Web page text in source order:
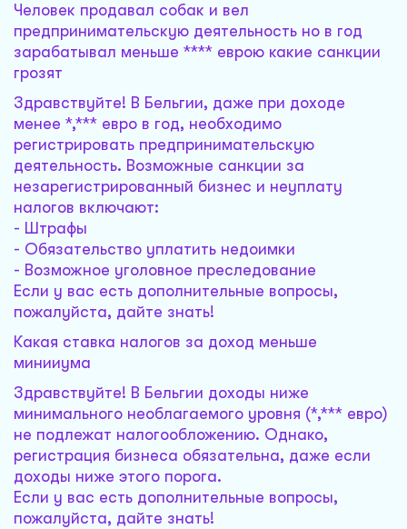
Человек продавал собак и вел
предпринимательскую деятельность но в год
зарабатывал меньше **** еврою какие санкции
грозят
Здравствуйте! В Бельгии, даже при доходе
менее *,*** евро в год, необходимо
регистрировать предпринимательскую
деятельность. Возможные санкции за
незарегистрированный бизнес и неуплату
налогов включают:
- Штрафы
- Обязательство уплатить недоимки
- Возможное уголовное преследование
Если у вас есть дополнительные вопросы,
пожалуйста, дайте знать!
Какая ставка налогов за доход меньше
минииума
Здравствуйте! В Бельгии доходы ниже
минимального необлагаемого уровня (*,*** евро)
не подлежат налогообложению. Однако,
регистрация бизнеса обязательна, даже если
доходы ниже этого порога.
Если у вас есть дополнительные вопросы,
пожалуйста, дайте знать!